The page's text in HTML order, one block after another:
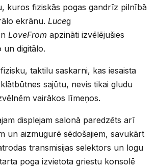
kuros fiziskās pogas gandrīz pilnībā
ekrānu. Luceg
LoveFrom apzināti izvēlējušies
un digitālo.
taktilu saskarni, kas iesaista
sajūtu, nevis tikai gludu
vairākos līmeņos.
displejam salonā paredzēts arī
un aizmugurē sēdošajiem, savukārt
transmisijas selektors un logu
poga izvietota griestu konsolē